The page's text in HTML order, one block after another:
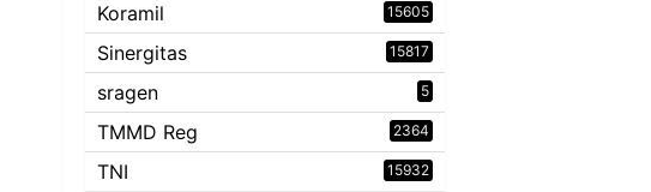
Koramil 15605
Sinergitas 15817
sragen 5
TMMD Reg 2364
TNI 15932